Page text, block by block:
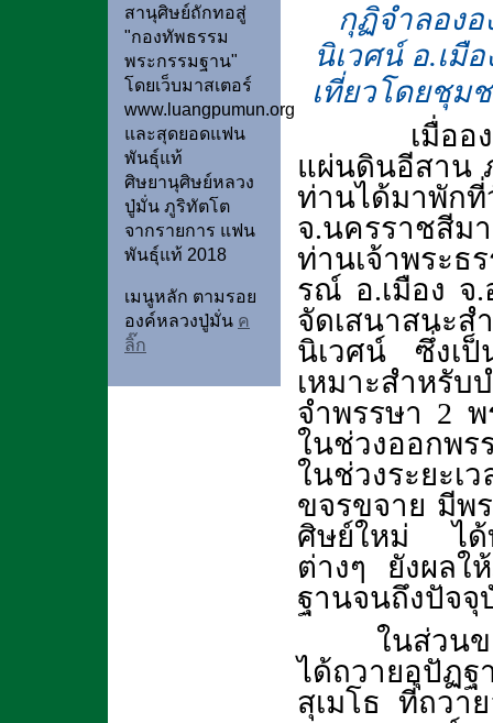
สานุศิษย์ถักทอสู่
"กองทัพธรรม
พระกรรมฐาน"
โดยเว็บมาสเตอร์
www.luangpumun.org
และสุดยอดแฟน
พันธุ์แท้
ศิษยานุศิษย์หลวง
ปู่มั่น ภูริทัตโต
จากรายการ แฟน
พันธุ์แท้ 2018
เมนูหลัก ตามรอย
องค์หลวงปู่มั่น ค
ลิ๊ก
กุฏิจำลอง
นิเวศน์ อ.เมื
เที่ยวโดยชุม
เมื่ออ
แผ่นดินอีสาน
ท่านได้มา
จ.นครราชสี
ท่านเจ้าพระธ
รณ์ อ.เมือง จ
จัดเสนาสนะ
นิเวศน์ ซึ่งเป็
เหมาะสำหรั
จำพรรษา 2 พ
ในช่วงออกพร
ในช่วงระยะเ
ขจรขจาย มีพ
ศิษย์ใหม่ ได้ท
ต่างๆ ยังผลใ
ฐานจนถึงปัจจุ
ในส่วนของ
ได้ถวายอุปัฏ
สุเมโธ ที่ถวา